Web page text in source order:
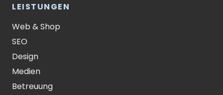
LEISTUNGEN
Web & Shop
SEO
Design
Medien
Betreuung